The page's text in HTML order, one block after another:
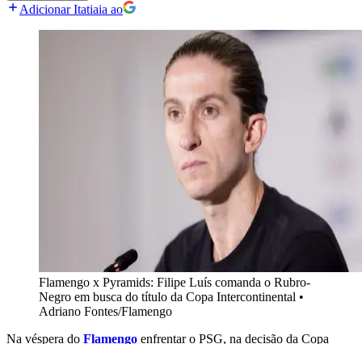
Adicionar Itatiaia ao
Flamengo x Pyramids: Filipe Luís comanda o Rubro-
Negro em busca do título da Copa Intercontinental •
Adriano Fontes/Flamengo
Na véspera do Flamengo enfrentar o PSG, na decisão da Copa